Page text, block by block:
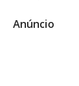
Anúncio